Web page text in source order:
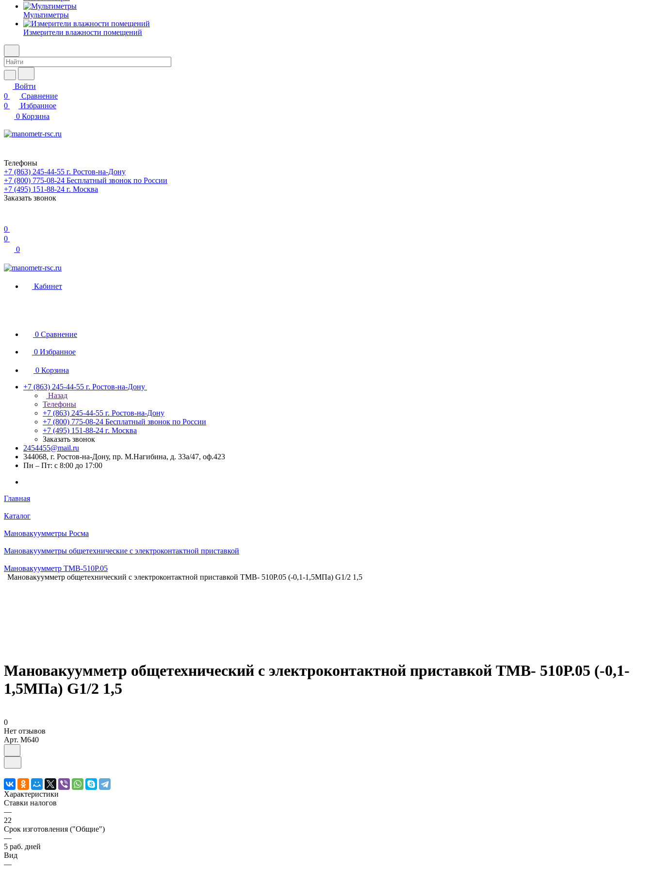
Мультиметры
Измерители влажности помещений
Войти
0
Сравнение
0
Избранное
0 Корзина
Телефоны
+7 (863) 245-44-55 г. Ростов-на-Дону
+7 (800) 775-08-24 Бесплатный звонок по России
+7 (495) 151-88-24 г. Москва
Заказать звонок
0
0
0
Кабинет
0 Сравнение
0 Избранное
0 Корзина
+7 (863) 245-44-55 г. Ростов-на-Дону
Назад
Телефоны
+7 (863) 245-44-55 г. Ростов-на-Дону
+7 (800) 775-08-24 Бесплатный звонок по России
+7 (495) 151-88-24 г. Москва
Заказать звонок
2454455@mail.ru
344068, г. Ростов-на-Дону, пр. М.Нагибина, д. 33а/47, оф.423
Пн – Пт: с 8:00 до 17:00
Главная
Каталог
Мановакуумметры Росма
Мановакуумметры общетехнические с электроконтактной приставкой
Мановакуумметр ТМВ-510Р.05
Мановакуумметр общетехнический с электроконтактной приставкой ТМВ- 510Р.05 (-0,1-1,5МПа) G1/2 1,5
Мановакуумметр общетехнический с электроконтактной приставкой ТМВ- 510Р.05 (-0,1-
1,5МПа) G1/2 1,5
0
Нет отзывов
Арт. M640
Характеристики
Ставки налогов
—
22
Срок изготовления ("Общие")
—
5 раб. дней
Вид
—